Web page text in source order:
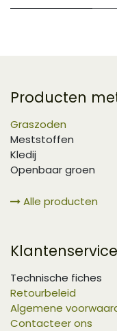
Producten
Graszoden
Meststoffen
Kledij
Openbaar groen
Alle producten
Klantenservice
Technische fiches
Retourbeleid
Algemene
Contacteer ons